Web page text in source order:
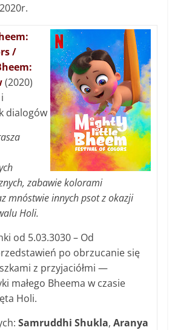
/
(2020)
dialogów
zabawie kolorami
mnóstwie innych psot z okazji
Holi.
od 5.03.3030 – Od
po obrzucanie się
z przyjaciółmi —
małego Bheema w czasie
Holi.
Samruddhi Shukla,Aranya